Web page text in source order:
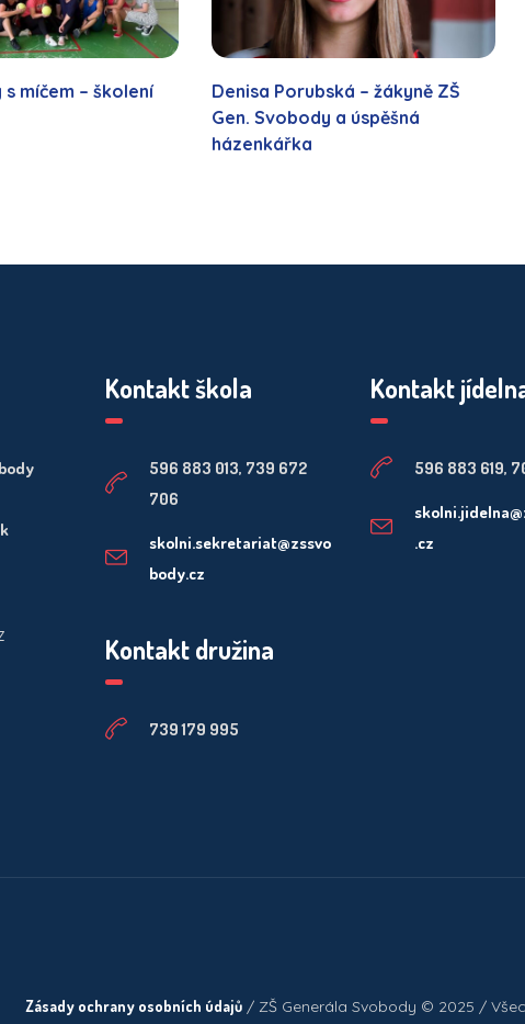
míčem – školení
Denisa Porubská – žákyně ZŠ
Gen. Svobody a úspěšná
házenkářka
Kontakt škola
596 883 013, 739 672
706
skolni.sekretariat@zssvo
body.cz
Kontakt družina
739 179 995
Kontakt
596 883 619,
.cz
Zásady ochrany osobních údajů / ZŠ Generála Svobody © 2025 /